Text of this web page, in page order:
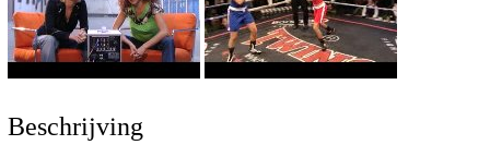
Beschrijving